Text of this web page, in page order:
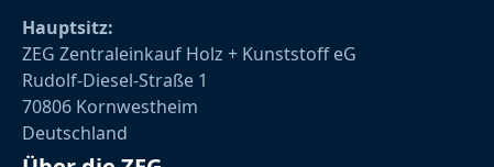
Hauptsitz:
ZEG Zentraleinkauf Holz + Kunststoff eG
Rudolf-Diesel-Straße 1
70806 Kornwestheim
Deutschland